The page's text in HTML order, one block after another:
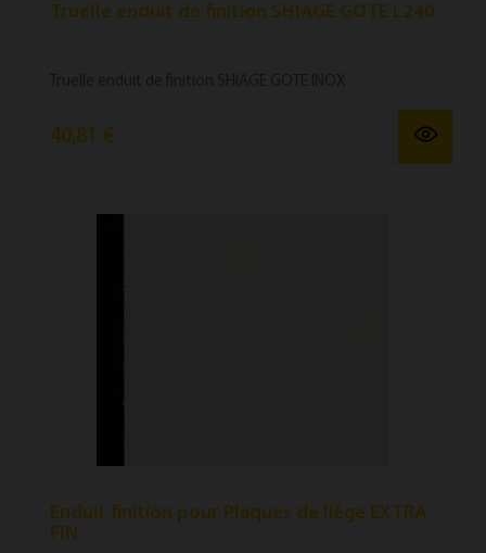
Truelle enduit de finition SHIAGE GOTE L240
40,81 €
Enduit finition pour Plaques de liège EXTRA
FIN